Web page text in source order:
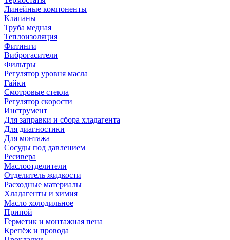
Линейные компоненты
Клапаны
Труба медная
Теплоизоляция
Фитинги
Виброгасители
Фильтры
Регулятор уровня масла
Гайки
Смотровые стекла
Регулятор скорости
Инструмент
Для заправки и сбора хладагента
Для диагностики
Для монтажа
Сосуды под давлением
Ресивера
Маслоотделители
Отделитель жидкости
Расходные материалы
Хладагенты и химия
Масло холодильное
Припой
Герметик и монтажная пена
Крепёж и провода